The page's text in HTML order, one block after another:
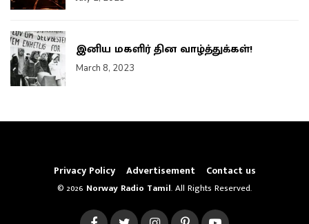
இனிய மகளிர் தின வாழ்த்துக்கள்!
March 8, 2023
Privacy Policy Advertisement Contact us
© 2026 Norway Radio Tamil. All Rights Reserved.